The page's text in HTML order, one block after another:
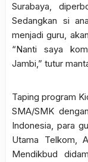
Surabaya,
Sedangkan si
menjadi guru,
“Nanti saya
Jambi,” tutur
Taping program
SMA/SMK
Indonesia, para
Utama Telkom,
Mendikbud